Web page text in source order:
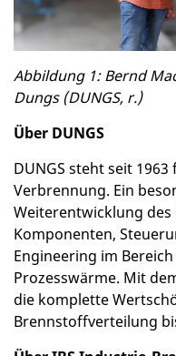
Abbildung 1: Bernd
Dungs (DUNGS, r.)
Über DUNGS
DUNGS steht seit
Verbrennung. Ein
Weiterentwicklung des
Komponenten,
Engineering im
Prozesswärme. Mit
die komplette
Brennstoffverteilung